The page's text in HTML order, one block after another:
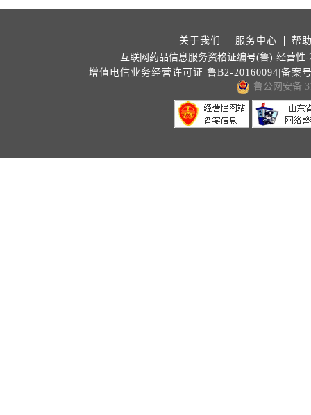
关于我们 服务中心
帮
互联网药品信息服务资格证编号(鲁)-经营性-
增值电信业务经营许可证 鲁B2-20160094|备案
鲁公网安备